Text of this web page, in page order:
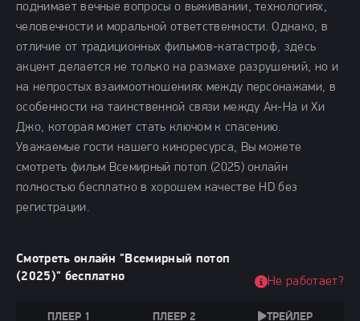
поднимает вечные вопросы о выживании, технологиях,
человечности и моральной ответственности. Однако, в
отличие от традиционных фильмов-катастроф, здесь
акцент делается не только на размахе разрушений, но и
на непростых взаимоотношениях между персонажами, в
особенности на таинственной связи между Ан-На и Хи
Джо, которая может стать ключом к спасению.
Уважаемые гости нашего киноресурса, Вы можете
смотреть фильм Всемирный потоп (2025) онлайн
полностью бесплатно в хорошем качестве HD без
регистрации.
Смотреть онлайн "Всемирный потоп
(2025)" бесплатно
ПЛЕЕР 1 ПЛЕЕР 2 ТРЕЙЛЕР
Не работает?